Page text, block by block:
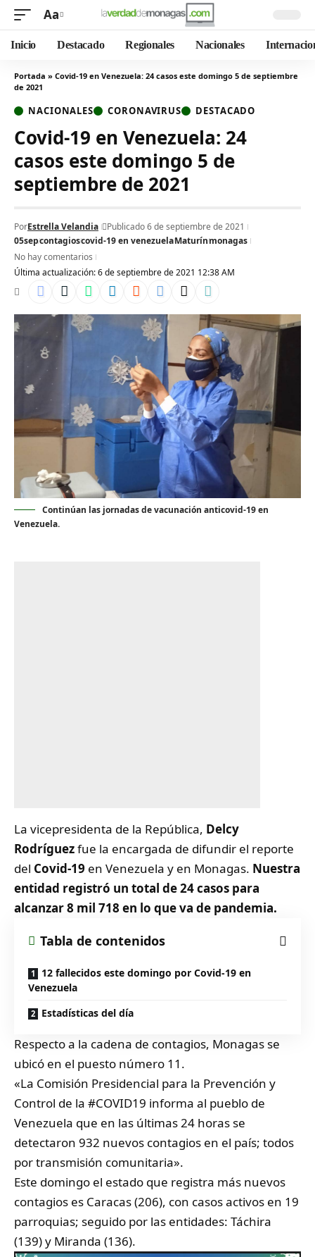
Aa
Inicio Destacado Regionales Nacionales
Portada » Covid-19 en Venezuela: 24 casos este domingo 5 de septiembre
de 2021
NACIONALES CORONAVIRUS DESTACADO
Covid-19 en Venezuela: 24
casos este domingo 5 de
septiembre de 2021
Última actualización: 6 de septiembre de 2021 12:38 AM
PorEstrella Velandia
Publicado 6 de septiembre de 2021
05sepcontagioscovid-19 en venezuelaMaturínmonagas
No hay comentarios
Continúan las jornadas de vacunación anticovid-19 en
Venezuela.
La vicepresidenta de la República, Delcy
Rodríguezfue la encargada de difundir el reporte
del Covid-19 en Venezuela y en Monagas. Nuestra
entidad registró un total de 24 casos para
alcanzar 8 mil 718 en lo que va de pandemia.
Tabla de contenidos
12 fallecidos este domingo por Covid-19 en
Venezuela
Estadísticas del día
Respecto a la cadena de contagios, Monagas se
ubicó en el puesto número 11.
«La Comisión Presidencial para la Prevención y
Control de la #COVID19 informa al pueblo de
Venezuela que en las últimas 24 horas se
detectaron 932 nuevos contagios en el país; todos
por transmisión comunitaria».
Este domingo el estado que registra más nuevos
contagios es Caracas (206), con casos activos en 19
parroquias; seguido por las entidades: Táchira
(139) y Miranda (136).